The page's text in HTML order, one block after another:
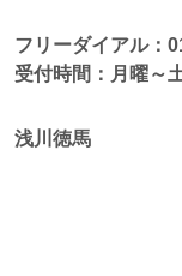
フリーダイアル：
受付時間：月曜～
浅川徳馬